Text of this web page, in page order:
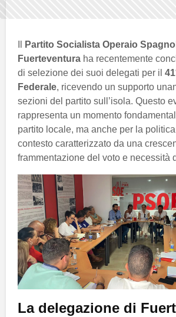
Partito Socialista Operaio
Fuerteventura ha recentemente
di selezione dei suoi delegati per il
Federale, ricevendo un supporto
sezioni del partito sull’isola. Questo
rappresenta un momento
partito locale, ma anche per la
contesto caratterizzato da una
frammentazione del voto e necessità
La delegazione di